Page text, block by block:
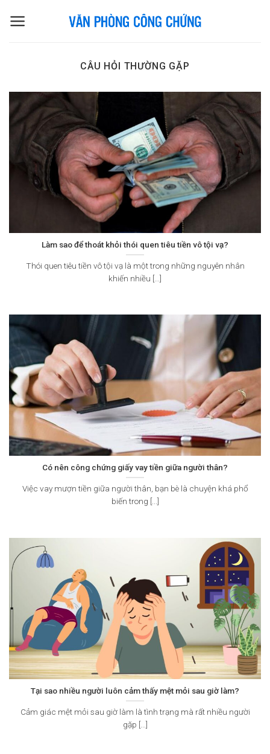
CÂU HỎI THƯỜNG GẶP
Làm sao để thoát khỏi thói quen tiêu tiền vô tội vạ?
Thói quen tiêu tiền vô tội vạ là một trong những nguyên nhân
khiến nhiều [...]
Có nên công chứng giấy vay tiền giữa người thân?
Việc vay mượn tiền giữa người thân, bạn bè là chuyện khá phổ
biến trong [...]
Tại sao nhiều người luôn cảm thấy mệt mỏi sau giờ làm?
Cảm giác mệt mỏi sau giờ làm là tình trạng mà rất nhiều người
gặp [...]